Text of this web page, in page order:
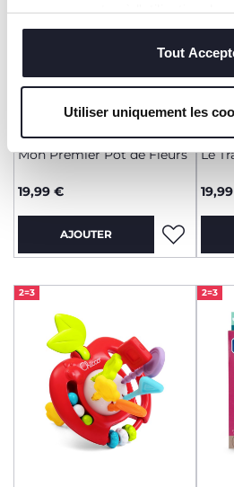
vous consentez à l'utilisation des
techniques, qui sont essentiels
Tout
Utiliser uniquement les
Mon Premier Pot de Fleurs
19,99 €
AJOUTER
Le
2=3 2=3